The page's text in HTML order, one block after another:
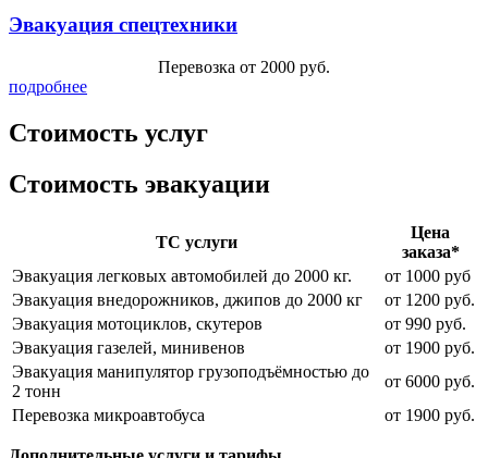
Эвакуация спецтехники
Перевозка от 2000 руб.
подробнее
Стоимость услуг
Стоимость эвакуации
ТС услуги
Цена
заказа*
Эвакуация легковых автомобилей до 2000 кг.
от 1000 руб
Эвакуация внедорожников, джипов до 2000 кг
от 1200 руб.
Эвакуация мотоциклов, скутеров
от 990 руб.
Эвакуация газелей, минивенов
от 1900 руб.
Эвакуация манипулятор грузоподъёмностью до
2 тонн
от 6000 руб.
Перевозка микроавтобуса
от 1900 руб.